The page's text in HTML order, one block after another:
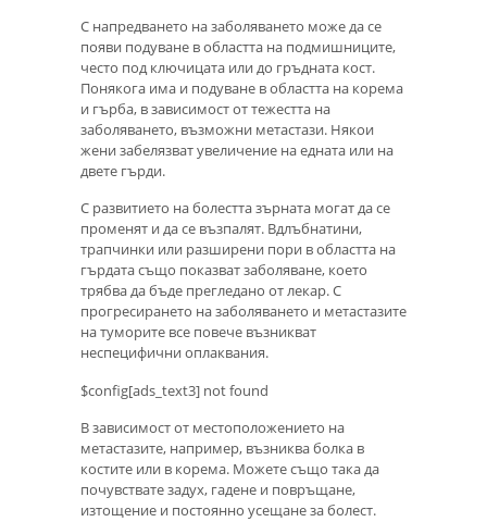
С напредването на заболяването може да се
появи подуване в областта на подмишниците,
често под ключицата или до гръдната кост.
Понякога има и подуване в областта на корема
и гърба, в зависимост от тежестта на
заболяването, възможни метастази. Някои
жени забелязват увеличение на едната или на
двете гърди.
С развитието на болестта зърната могат да се
променят и да се възпалят. Вдлъбнатини,
трапчинки или разширени пори в областта на
гърдата също показват заболяване, което
трябва да бъде прегледано от лекар. С
прогресирането на заболяването и метастазите
на туморите все повече възникват
неспецифични оплаквания.
$config[ads_text3] not found
В зависимост от местоположението на
метастазите, например, възниква болка в
костите или в корема. Можете също така да
почувствате задух, гадене и повръщане,
изтощение и постоянно усещане за болест.